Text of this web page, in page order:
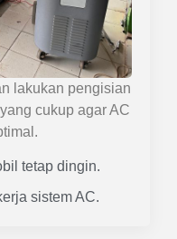
lakukan pengisian
cukup agar AC
tetap dingin.
sistem AC.